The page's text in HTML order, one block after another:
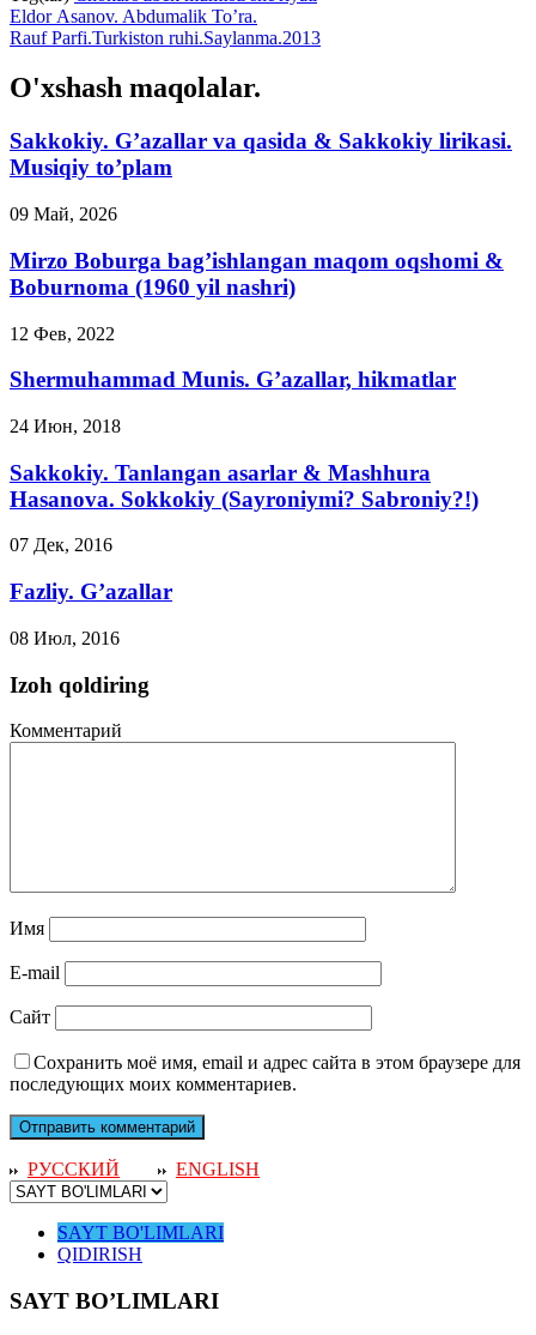
Eldor Аsanov. Abdumalik To’ra.
Rauf Parfi.Turkiston ruhi.Saylanma.2013
O'xshash maqolalar.
Sakkokiy. G’azallar va qasida & Sakkokiy lirikasi.
Musiqiy to’plam
09 Май, 2026
Mirzo Boburga bag’ishlangan maqom oqshomi &
Boburnoma (1960 yil nashri)
12 Фев, 2022
Shermuhammad Munis. G’azallar, hikmatlar
24 Июн, 2018
Sakkokiy. Tanlangan asarlar & Mashhura
Hasanova. Sokkokiy (Sayroniymi? Sabroniy?!)
07 Дек, 2016
Fazliy. G’azallar
08 Июл, 2016
Izoh qoldiring
Комментарий
Имя
E-mail
Сайт
Сохранить моё имя, email и адрес сайта в этом браузере для
последующих моих комментариев.
РУССКИЙ ENGLISH
SAYT BO'LIMLARI
QIDIRISH
SAYT BO’LIMLARI